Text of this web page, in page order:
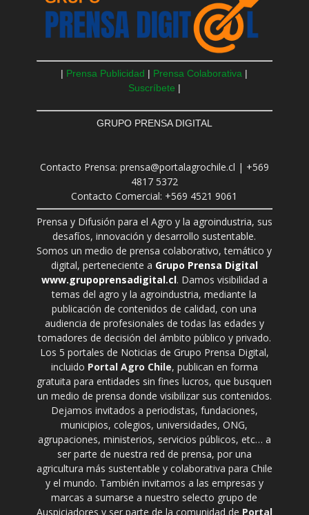
| Prensa Publicidad | Prensa Colaborativa |
Suscríbete |
GRUPO PRENSA DIGITAL
Contacto Prensa: prensa@portalagrochile.cl | +569
4817 5372
Contacto Comercial: +569 4521 9061
Prensa y Difusión para el Agro y la agroindustria, sus
desafíos, innovación y desarrollo sustentable.
Somos un medio de prensa colaborativo, temático y
digital, perteneciente a Grupo Prensa Digital
www.grupoprensadigital.cl. Damos visibilidad a
temas del agro y la agroindustria, mediante la
publicación de contenidos de calidad, con una
audiencia de profesionales de todas las edades y
tomadores de decisión del ámbito público y privado.
Los 5 portales de Noticias de Grupo Prensa Digital,
incluido Portal Agro Chile, publican en forma
gratuita para entidades sin fines lucros, que busquen
un medio de prensa donde visibilizar sus contenidos.
Dejamos invitados a periodistas, fundaciones,
municipios, colegios, universidades, ONG,
agrupaciones, ministerios, servicios públicos, etc… a
ser parte de nuestra red de prensa, por una
agricultura más sustentable y colaborativa para Chile
y el mundo. También invitamos a las empresas y
marcas a sumarse a nuestro selecto grupo de
Auspiciadores y ser parte de la comunidad de Portal